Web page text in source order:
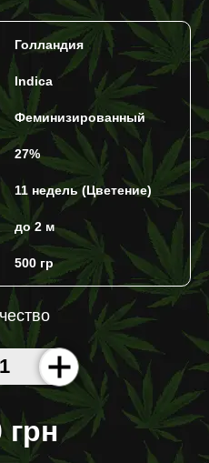
Голландия
Indica
Феминизированный
27%
11 недель (Цветение)
до 2 м
500 гр
грн